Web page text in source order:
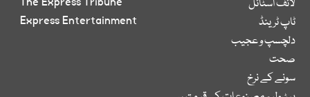
لائف اسٹائل
ٹاپ ٹرینڈ
دلچسپ و عجیب
صحت
سونے کے نرخ
Express Entertainment